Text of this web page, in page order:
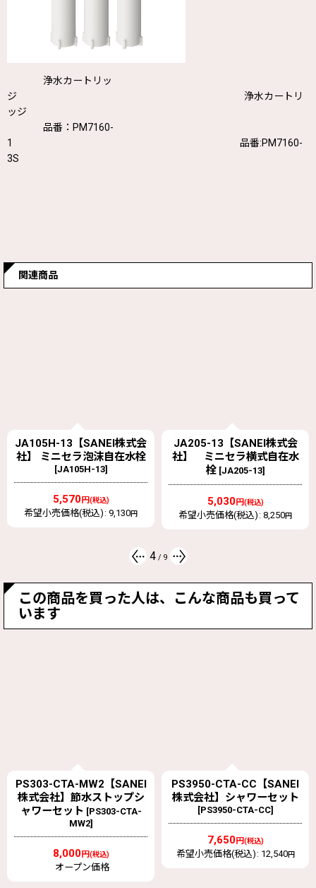
浄水カートリッ
ジ 浄水カートリ
ッジ
品番：PM7160-
1 品番:PM7160-
3S
関連商品
JA105H-13【SANEI株式会
社】 ミニセラ泡沫自在水栓
[JA105H-13]
5,570円(税込)
希望小売価格(税込) : 9,130円
JA205-13【SANEI株式会
社】 ミニセラ横式自在水
栓 [JA205-13]
5,030円(税込)
希望小売価格(税込) : 8,250円
4/ 9
この商品を買った人は、こんな商品も買って
います
PS3950-CTA-CC【SANEI
株式会社】シャワーセット
[PS3950-CTA-CC]
7,650
希望小売価格(税込): 12,540
PS3036-80XA-
MW2【SANEI株式会社】
FBシャワーヘッド（レイニ
ーストップ） [PS3036-80XA-
MW2]